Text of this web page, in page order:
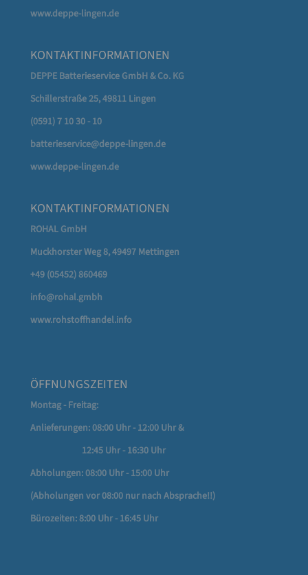
www.deppe-lingen.de
KONTAKTINFORMATIONEN
DEPPE Batterieservice GmbH & Co. KG
Schillerstraße 25, 49811 Lingen
(0591) 7 10 30 - 10
batterieservice@deppe-lingen.de
www.deppe-lingen.de
KONTAKTINFORMATIONEN
ROHAL GmbH
Muckhorster Weg 8, 49497 Mettingen
+49 (05452) 860469
info@rohal.gmbh
www.rohstoffhandel.info
ÖFFNUNGSZEITEN
Montag - Freitag:
Anlieferungen: 08:00 Uhr - 12:00 Uhr &
12:45 Uhr - 16:30 Uhr
Abholungen: 08:00 Uhr - 15:00 Uhr
(Abholungen vor 08:00 nur nach Absprache!!)
Bürozeiten: 8:00 Uhr - 16:45 Uhr